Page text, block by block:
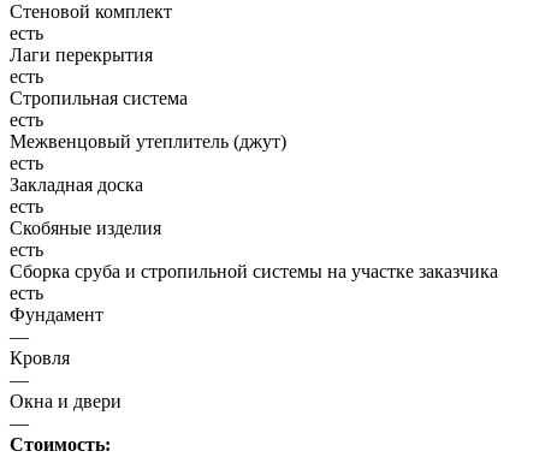
Стеновой комплект
есть
Лаги перекрытия
есть
Стропильная система
есть
Межвенцовый утеплитель (джут)
есть
Закладная доска
есть
Скобяные изделия
есть
Сборка сруба и стропильной системы на участке заказчика
есть
Фундамент
—
Кровля
—
Окна и двери
—
Стоимость: